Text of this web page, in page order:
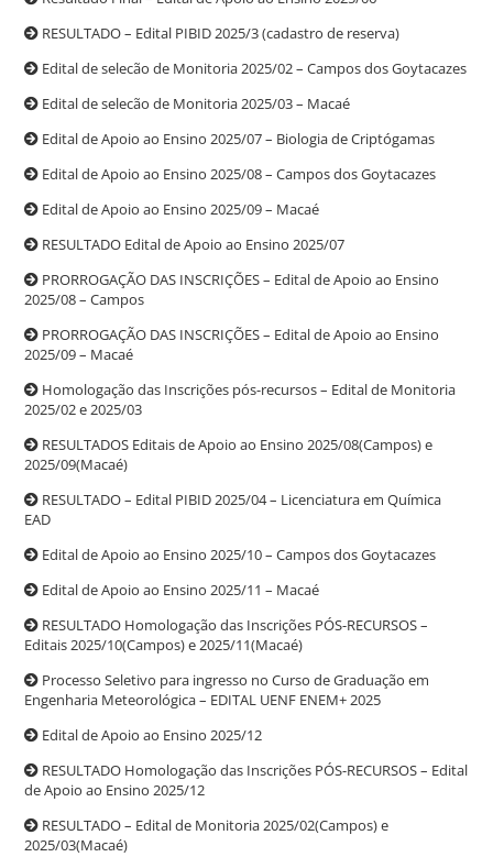
RESULTADO – Edital PIBID 2025/3 (cadastro de reserva)
Edital de selecão de Monitoria 2025/02 – Campos dos Goytacazes
Edital de selecão de Monitoria 2025/03 – Macaé
Edital de Apoio ao Ensino 2025/07 – Biologia de Criptógamas
Edital de Apoio ao Ensino 2025/08 – Campos dos Goytacazes
Edital de Apoio ao Ensino 2025/09 – Macaé
RESULTADO Edital de Apoio ao Ensino 2025/07
PRORROGAÇÃO DAS INSCRIÇÕES – Edital de Apoio ao Ensino
2025/08 – Campos
PRORROGAÇÃO DAS INSCRIÇÕES – Edital de Apoio ao Ensino
2025/09 – Macaé
Homologação das Inscrições pós-recursos – Edital de Monitoria
2025/02 e 2025/03
RESULTADOS Editais de Apoio ao Ensino 2025/08(Campos) e
2025/09(Macaé)
RESULTADO – Edital PIBID 2025/04 – Licenciatura em Química
EAD
Edital de Apoio ao Ensino 2025/10 – Campos dos Goytacazes
Edital de Apoio ao Ensino 2025/11 – Macaé
RESULTADO Homologação das Inscrições PÓS-RECURSOS –
Editais 2025/10(Campos) e 2025/11(Macaé)
Processo Seletivo para ingresso no Curso de Graduação em
Engenharia Meteorológica – EDITAL UENF ENEM+ 2025
Edital de Apoio ao Ensino 2025/12
RESULTADO Homologação das Inscrições PÓS-RECURSOS – Edital
de Apoio ao Ensino 2025/12
RESULTADO – Edital de Monitoria 2025/02(Campos) e
2025/03(Macaé)